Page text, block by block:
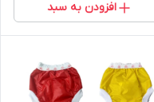
افزودن به سبد